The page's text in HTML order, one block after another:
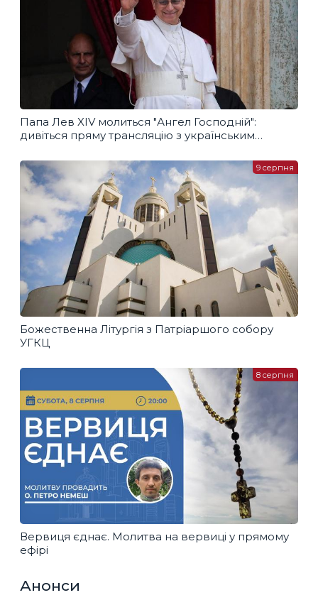
Папа Лев XIV молиться "Ангел Господній":
дивіться пряму трансляцію з українським
Божественна Літургія з Патріаршого собору
УГКЦ
9 серпня
Вервиця єднає. Молитва на вервиці у прямому
ефірі
8 серпня
Анонси